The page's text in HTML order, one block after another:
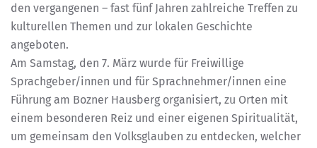
den vergangenen – fast fünf Jahren zahlreiche Treffen zu
kulturellen Themen und zur lokalen Geschichte
angeboten.
Am Samstag, den 7. März wurde für Freiwillige
Sprachgeber/innen und für Sprachnehmer/innen eine
Führung am Bozner Hausberg organisiert, zu Orten mit
einem besonderen Reiz und einer eigenen Spiritualität,
um gemeinsam den Volksglauben zu entdecken, welcher